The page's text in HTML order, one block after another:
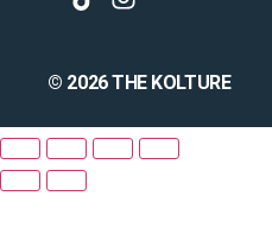
© 2026 THE KOLTURE